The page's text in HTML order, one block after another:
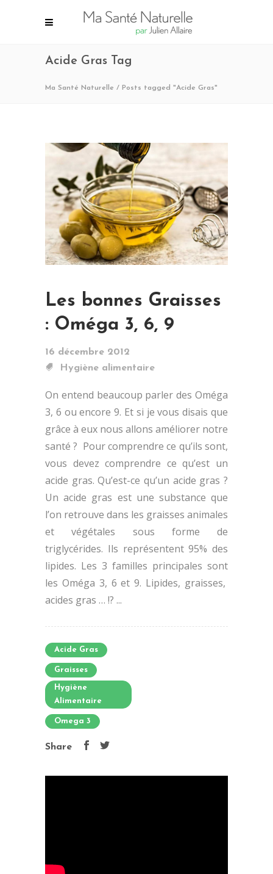
Acide Gras Tag
Ma Santé Naturelle / Posts tagged "Acide Gras"
Les bonnes Graisses
: Oméga 3, 6, 9
16 décembre 2012
Hygiène alimentaire
On entend beaucoup parler des Oméga
3, 6 ou encore 9. Et si je vous disais que
grâce à eux nous allons améliorer notre
santé ? Pour comprendre ce qu’ils sont,
vous devez comprendre ce qu’est un
acide gras. Qu’est-ce qu’un acide gras ?
Un acide gras est une substance que
l’on retrouve dans les graisses animales
et végétales sous forme de
triglycérides. Ils représentent 95% des
lipides. Les 3 familles principales sont
les Oméga 3, 6 et 9. Lipides, graisses,
acides gras … !? ...
Acide Gras
Graisses
Hygiène
Alimentaire
Omega 3
Share